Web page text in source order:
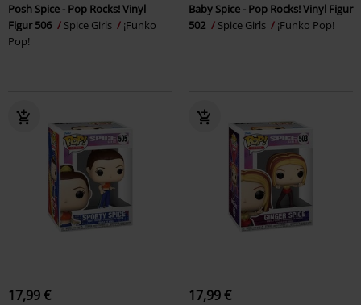
Posh Spice - Pop Rocks! Vinyl
Figur 506
Spice Girls
¡Funko
Pop!
Baby Spice - Pop Rocks! Vinyl Figur
502
Spice Girls ¡Funko Pop!
17,99 € 17,99 €